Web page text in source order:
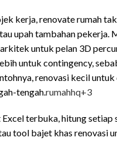
kerja, renovate rumah
upah tambahan pekerja.
untuk pelan 3D
untuk contingency,
renovasi kecil
tengah.rumahhq+3
terbuka, hitung
tool bajet khas